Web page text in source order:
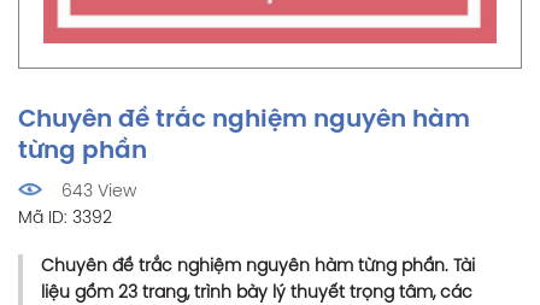
Chuyên đề trắc nghiệm nguyên hàm
từng phần
643 View
Mã ID: 3392
Chuyên đề trắc nghiệm nguyên hàm từng phần. Tài
liệu gồm 23 trang, trình bày lý thuyết trọng tâm, các